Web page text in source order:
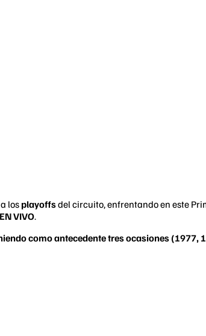
losplayoffsdel circuito, enfrentando en este
EN VIVO.
como antecedente tres ocasiones (1977,